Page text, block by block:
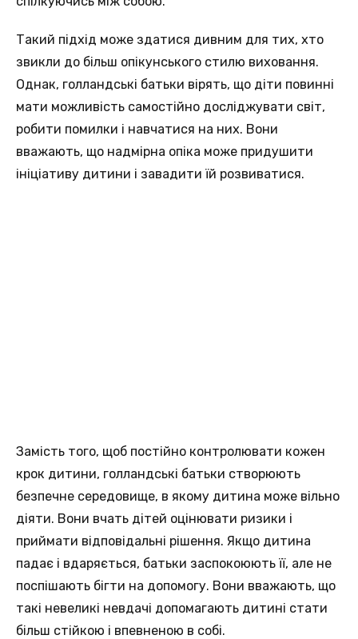
Такий підхід може здатися дивним для тих, хто
звикли до більш опікунського стилю виховання.
Однак, голландські батьки вірять, що діти повинні
мати можливість самостійно досліджувати світ,
робити помилки і навчатися на них. Вони
вважають, що надмірна опіка може придушити
ініціативу дитини і завадити їй розвиватися.
Замість того, щоб постійно контролювати кожен
крок дитини, голландські батьки створюють
безпечне середовище, в якому дитина може вільно
діяти. Вони вчать дітей оцінювати ризики і
приймати відповідальні рішення. Якщо дитина
падає і вдаряється, батьки заспокоюють її, але не
поспішають бігти на допомогу. Вони вважають, що
такі невеликі невдачі допомагають дитині стати
більш стійкою і впевненою в собі.